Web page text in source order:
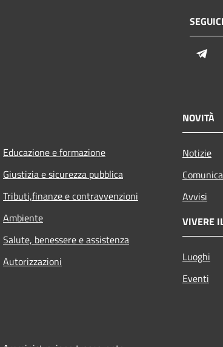
Educazione e formazione
Giustizia e sicurezza pubblica
Tributi,finanze e contravvenzioni
Ambiente
Salute, benessere e assistenza
Autorizzazioni
NOVITÀ
Notizie
Avvisi
VIVERE
Luoghi
Eventi